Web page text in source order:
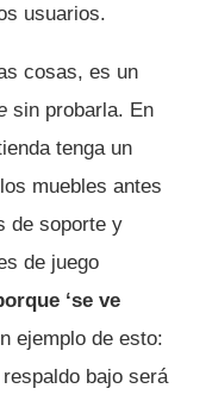
usuarios.
cosas, es un
sin probarla. En
tenga un
muebles antes
de soporte y
de juego
‘se ve
ejemplo de esto:
bajo será